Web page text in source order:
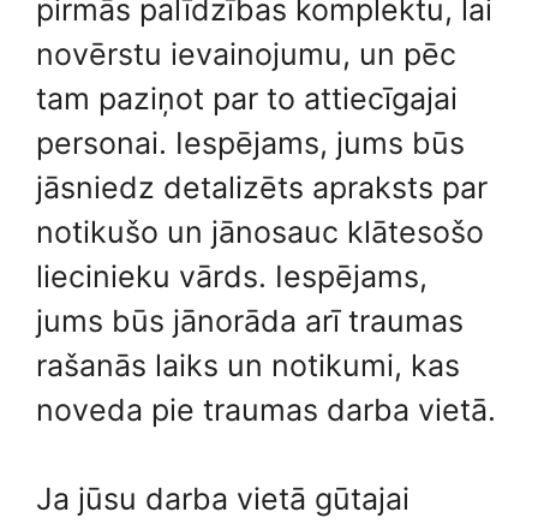
pirmās palīdzības komplektu, lai
novērstu ievainojumu, un pēc
tam paziņot par to attiecīgajai
personai. Iespējams, jums būs
jāsniedz detalizēts apraksts par
notikušo un jānosauc klātesošo
liecinieku vārds. Iespējams,
jums būs jānorāda arī traumas
rašanās laiks un notikumi, kas
noveda pie traumas darba vietā.
Ja jūsu darba vietā gūtajai